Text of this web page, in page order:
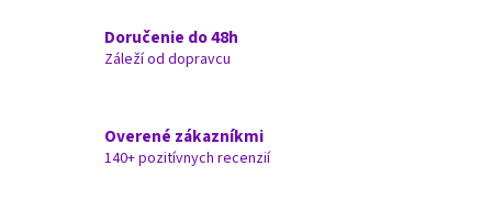
Doručenie do 48h
Záleží od dopravcu
Overené zákazníkmi
140+ pozitívnych recenzií